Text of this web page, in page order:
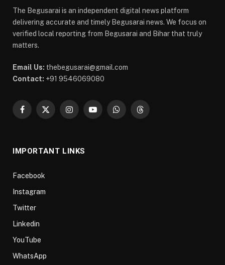
The Begusarai is an independent digital news platform
delivering accurate and timely Begusarai news. We focus on
verified local reporting from Begusarai and Bihar that truly
matters.
Email Us: thebegusarai@gmail.com
Contact: +91 9546069080
Facebook
X
InstagramYouTubeWhatsAppThreads
IMPORTANT LINKS
Facebook
Instagram
Twitter
Linkedin
YouTube
WhatsApp